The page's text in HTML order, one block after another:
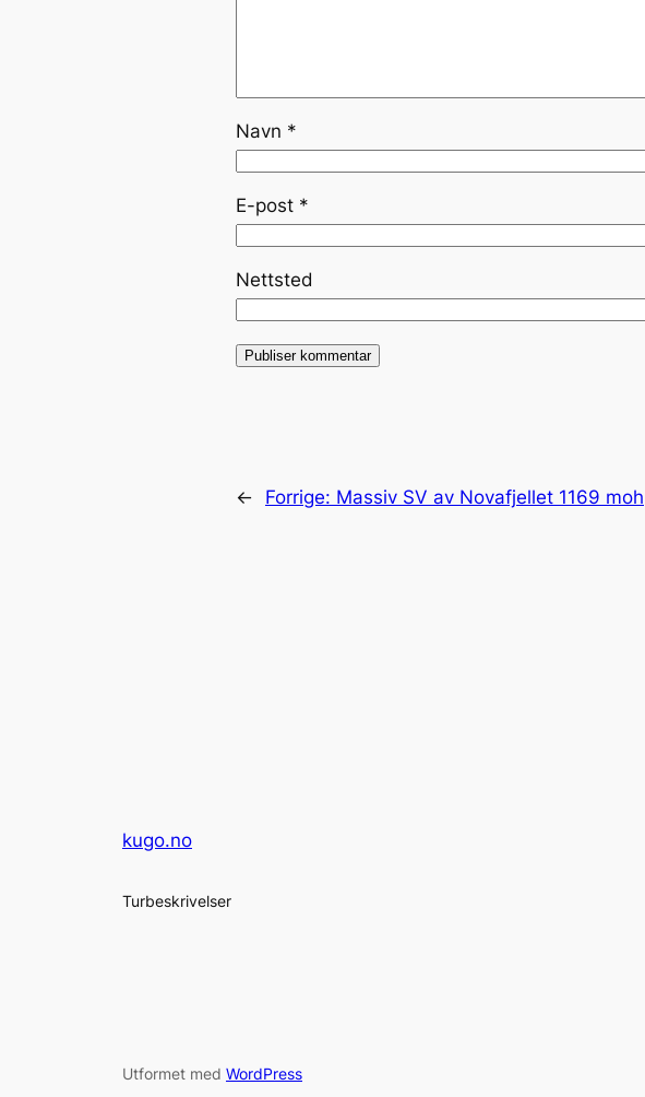
Navn *
E-post *
Nettsted
← Forrige: Massiv SV av Novafjellet 1169 moh
kugo.no
Turbeskrivelser
Utformet med WordPress